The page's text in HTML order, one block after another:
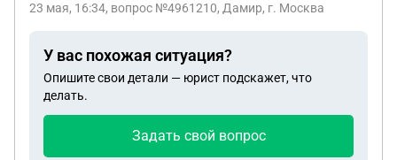
диалог с несовершеннолетней
23 мая, 16:34, вопрос №4961210, Дамир, г. Москва
У вас похожая ситуация?
Опишите свои детали — юрист подскажет, что
делать.
Задать свой вопрос